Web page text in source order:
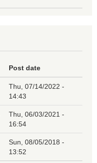
Post date
Thu, 07/14/2022 -
14:43
Thu, 06/03/2021 -
16:54
Sun, 08/05/2018 -
13:52